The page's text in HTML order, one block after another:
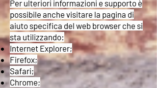
Per ulteriori informazioni e supporto è
possibile anche visitare la pagina di
aiuto specifica del web browser che si
sta utilizzando:
Internet Explorer;
Firefox;
Safari;
Chrome;